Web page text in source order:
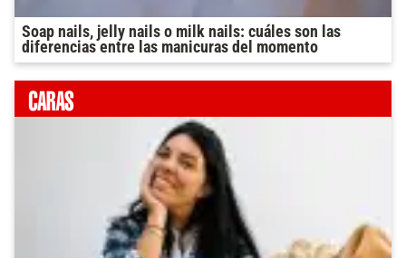
Soap nails, jelly nails o milk nails: cuáles son las
diferencias entre las manicuras del momento